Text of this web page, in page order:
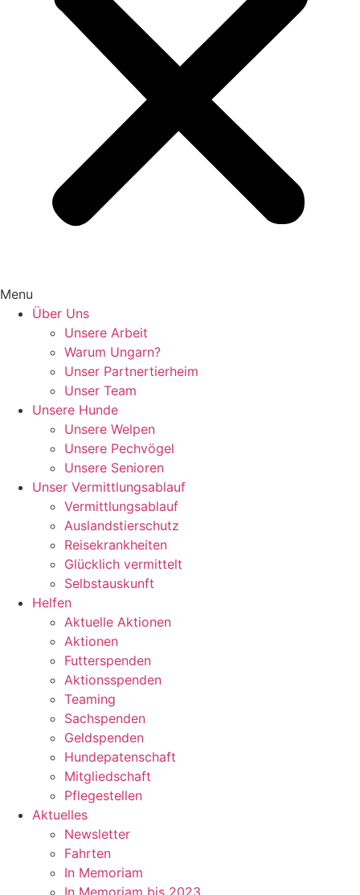
Menu
Über Uns
Unsere Arbeit
Warum Ungarn?
Unser Partnertierheim
Unser Team
Unsere Hunde
Unsere Welpen
Unsere Pechvögel
Unsere Senioren
Unser Vermittlungsablauf
Vermittlungsablauf
Auslandstierschutz
Reisekrankheiten
Glücklich vermittelt
Selbstauskunft
Helfen
Aktuelle Aktionen
Aktionen
Futterspenden
Aktionsspenden
Teaming
Sachspenden
Geldspenden
Hundepatenschaft
Mitgliedschaft
Pflegestellen
Aktuelles
Newsletter
Fahrten
In Memoriam